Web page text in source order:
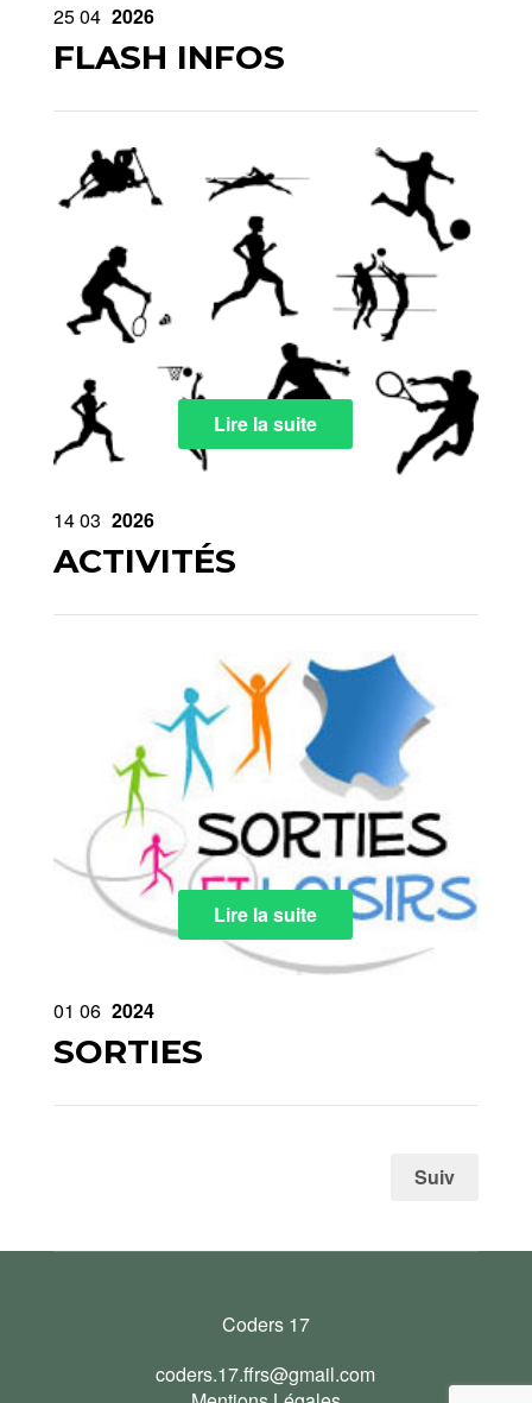
2504 2026
FLASH INFOS
Lire la suite
1403 2026
ACTIVITÉS
Lire la suite
01 06 2024
SORTIES
Suiv
Coders 17
coders.17.ffrs@gmail.com